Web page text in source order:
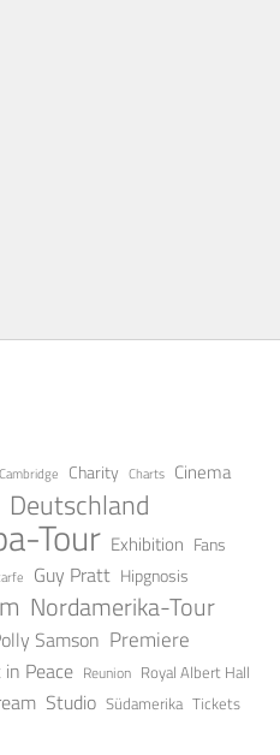
Cambridge Charity Charts Cinema
Deutschland
Tour Exhibition Fans
Guy Pratt Hipgnosis
Nordamerika-Tour
Samson Premiere
in Peace Reunion Royal Albert Hall
Studio Südamerika Tickets